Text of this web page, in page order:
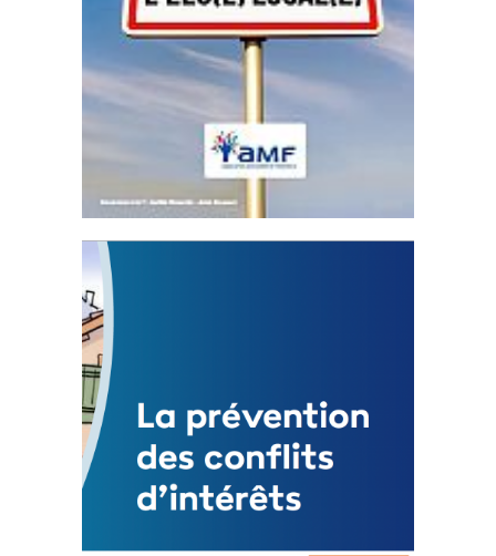
Statut de l’élu local
3 avril 2024
Mise à jour avril 2024
FEUILLETER